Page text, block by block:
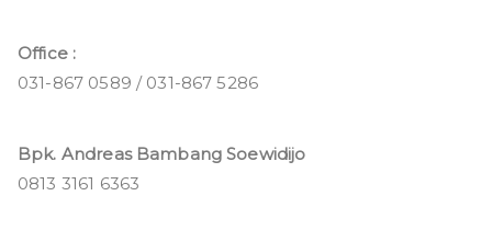
Office :
031-867 0589 / 031-867 5286
Bpk. Andreas Bambang Soewidijo
0813 3161 6363